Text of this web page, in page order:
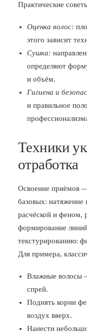
Практические
Оценка волос:
этого зависит
Сушка:
определяют
и объём.
Гигиена и
и правильное
Техники
отработка
Освоение приёмов —
базовых: натяжение
расчёской и феном,
формирование
текстурированию:
Для примера,
Влажные волосы
спрей.
Поднять корни
воздух вверх.
Нанести